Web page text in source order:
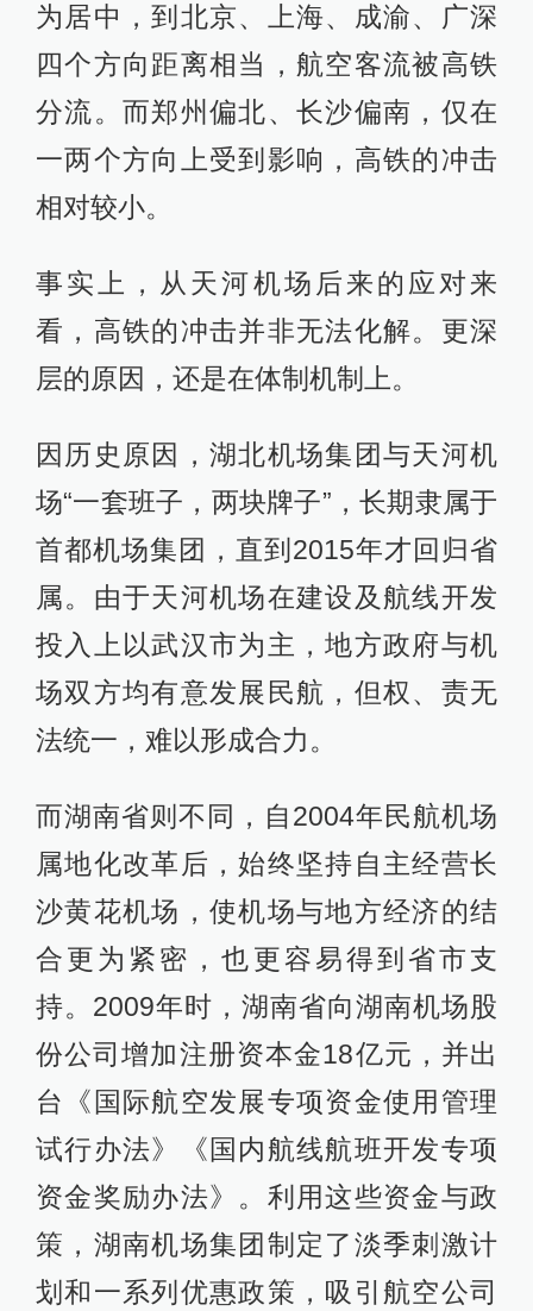
为居中，到北京、上海、成渝、广深
四个方向距离相当，航空客流被高铁
分流。而郑州偏北、长沙偏南，仅在
一两个方向上受到影响，高铁的冲击
相对较小。
事实上，从天河机场后来的应对来
看，高铁的冲击并非无法化解。更深
层的原因，还是在体制机制上。
因历史原因，湖北机场集团与天河机
场“一套班子，两块牌子”，长期隶属于
首都机场集团，直到2015年才回归省
属。由于天河机场在建设及航线开发
投入上以武汉市为主，地方政府与机
场双方均有意发展民航，但权、责无
法统一，难以形成合力。
而湖南省则不同，自2004年民航机场
属地化改革后，始终坚持自主经营长
沙黄花机场，使机场与地方经济的结
合更为紧密，也更容易得到省市支
持。2009年时，湖南省向湖南机场股
份公司增加注册资本金18亿元，并出
台《国际航空发展专项资金使用管理
试行办法》《国内航线航班开发专项
资金奖励办法》。利用这些资金与政
策，湖南机场集团制定了淡季刺激计
划和一系列优惠政策，吸引航空公司